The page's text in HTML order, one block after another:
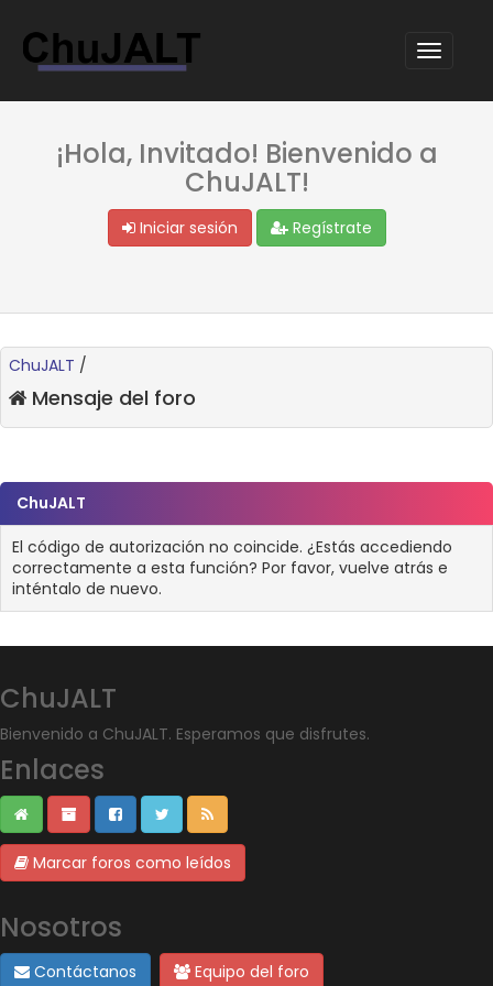
¡Hola, Invitado! Bienvenido a
ChuJALT!
Iniciar sesión Regístrate
ChuJALT /
Mensaje del foro
ChuJALT
El código de autorización no coincide. ¿Estás accediendo
correctamente a esta función? Por favor, vuelve atrás e
inténtalo de nuevo.
ChuJALT
Bienvenido a ChuJALT. Esperamos que disfrutes.
Enlaces
Marcar foros como leídos
Nosotros
Contáctanos Equipo del foro